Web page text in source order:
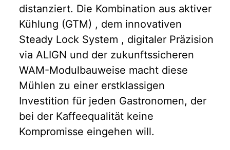
distanziert. Die Kombination aus aktiver
Kühlung (GTM) , dem innovativen
Steady Lock System , digitaler Präzision
via ALIGN und der zukunftssicheren
WAM-Modulbauweise macht diese
Mühlen zu einer erstklassigen
Investition für jeden Gastronomen, der
bei der Kaffeequalität keine
Kompromisse eingehen will.